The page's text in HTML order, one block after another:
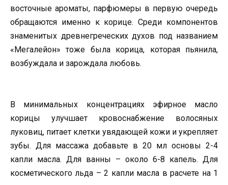
восточные ароматы, парфюмеры в первую очередь
обращаются именно к корице. Среди компонентов
знаменитых древнегреческих духов под названием
«Мегалейон» тоже была корица, которая пьянила,
возбуждала и зарождала любовь.
В минимальных концентрациях эфирное масло
корицы улучшает кровоснабжение волосяных
луковиц, питает клетки увядающей кожи и укрепляет
зубы. Для массажа добавьте в 20 мл основы 2-4
капли масла. Для ванны – около 6-8 капель. Для
косметического льда – 2 капли масла в расчете на 1